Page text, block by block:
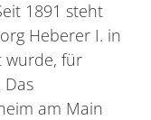
1891 steht
Heberer I. in
wurde, für
am Main